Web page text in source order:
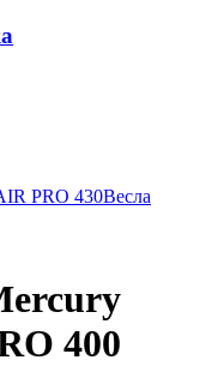
PRO 430Весла
400